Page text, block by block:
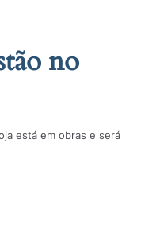
no
está em obras e será